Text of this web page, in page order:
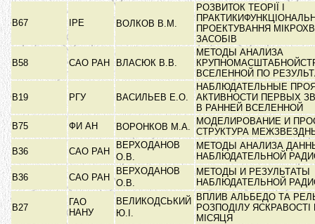
В67 ІРЕ ВОЛКОВ В.М.
РОЗВИТОК ТЕОРІЇ І
ПРОЕКТУВАННЯ
ЗАСОБІВ
В58 САО РАН ВЛАСЮК В.В.
МЕТОДЫ АНАЛИЗА
ВСЕЛЕННОЙ ПО
В19 РГУ ВАСИЛЬЕВ Е.О.
НАБЛЮДАТЕЛЬНЫЕ
АКТИВНОСТИ ПЕРВЫХ
В РАННЕЙ ВСЕЛЕННОЙ
В75
ФИ АН ВОРОНКОВ М.А.
МОДЕЛИРОВАНИЕ И
СТРУКТУРА
В36
САО РАН
ВЕРХОДАНОВ
О.В.
МЕТОДЫ АНАЛИЗА
НАБЛЮДАТЕЛЬНОЙ
В36
САО РАН
ВЕРХОДАНОВ
О.В.
МЕТОДЫ И РЕЗУЛЬТАТЫ
НАБЛЮДАТЕЛЬНОЙ
В27
ГАО
НАНУ
ВЕЛИКОДСЬКИЙ
Ю.І.
ВПЛИВ АЛЬБЕДО ТА
РОЗПОДІЛУ
МІСЯЦЯ